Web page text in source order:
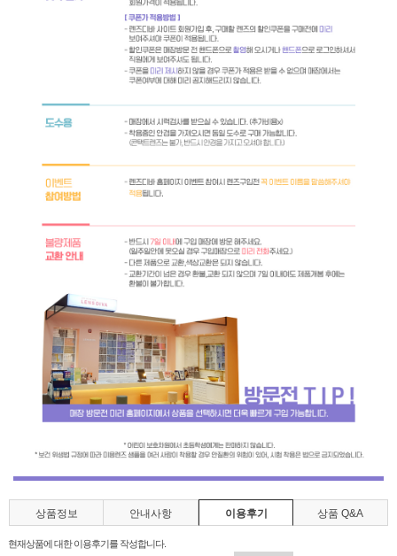
상품정보 안내사항 이용후기 상품 Q&A
현재상품에 대한 이용후기를 작성합니다.